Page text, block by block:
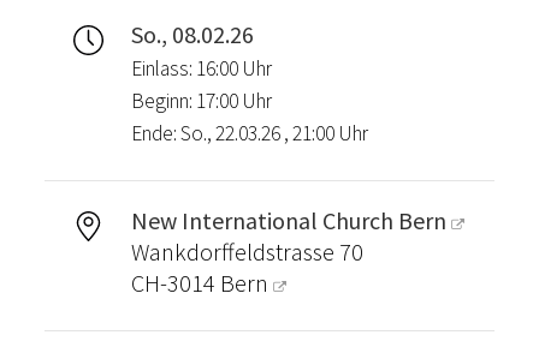
So., 08.02.26
Einlass: 16:00 Uhr
Beginn: 17:00 Uhr
Ende: So., 22.03.26 , 21:00 Uhr
New International Church Bern
Wankdorffeldstrasse 70
CH-3014 Bern